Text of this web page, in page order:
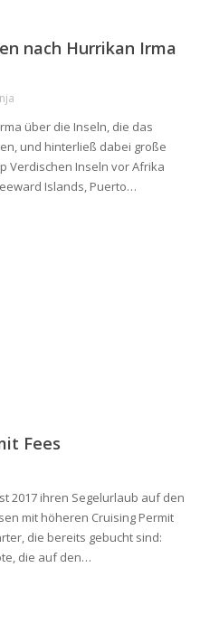
nach Hurrikan Irma
über die Inseln, die das
und hinterließ dabei große
Verdischen Inseln vor Afrika
Islands, Puerto…
Fees
2017 ihren Segelurlaub auf den
mit höheren Cruising Permit
die bereits gebucht sind:
die auf den…